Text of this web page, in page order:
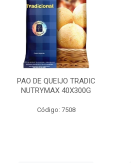
PAO DE QUEIJO TRADIC
NUTRYMAX 40X300G
Código: 7508